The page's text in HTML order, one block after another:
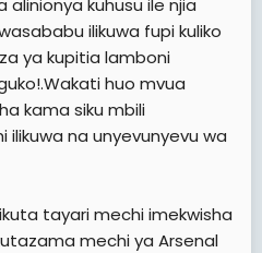
ilikuwa fupi kuliko
ya kupitia lamboni
huo mvua
kama siku mbili
ilikuwa na unyevunyevu wa
tayari mechi imekwisha
mechi ya Arsenal